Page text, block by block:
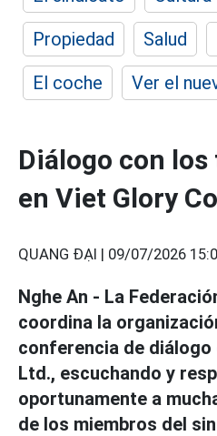
Propiedad
Salud
El coche
Ver el
Diálogo con
en Viet Glory
QUANG ĐẠI | 09/07/2026
Nghe An - La
coordina la
conferencia de diálogo
Ltd., escuchando y
oportunamente a
de los miembros del